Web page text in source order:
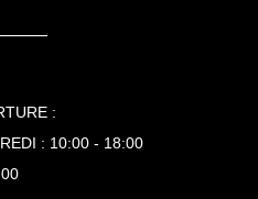
:
: 10:00 - 18:00